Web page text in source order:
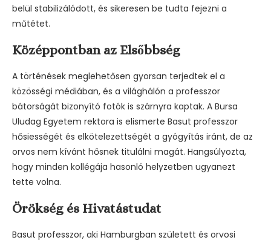
belül stabilizálódott, és sikeresen be tudta fejezni a
műtétet.
Középpontban az Elsőbbség
A történések meglehetősen gyorsan terjedtek el a
közösségi médiában, és a világhálón a professzor
bátorságát bizonyító fotók is szárnyra kaptak. A Bursa
Uludag Egyetem rektora is elismerte Basut professzor
hősiességét és elkötelezettségét a gyógyítás iránt, de az
orvos nem kívánt hősnek titulálni magát. Hangsúlyozta,
hogy minden kollégája hasonló helyzetben ugyanezt
tette volna.
Örökség és Hivatástudat
Basut professzor, aki Hamburgban született és orvosi